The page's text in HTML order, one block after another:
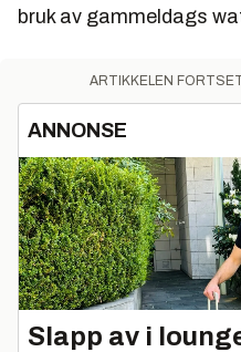
bruk av gammeldags
ARTIKKELEN
ANNONSE
Slapp av i